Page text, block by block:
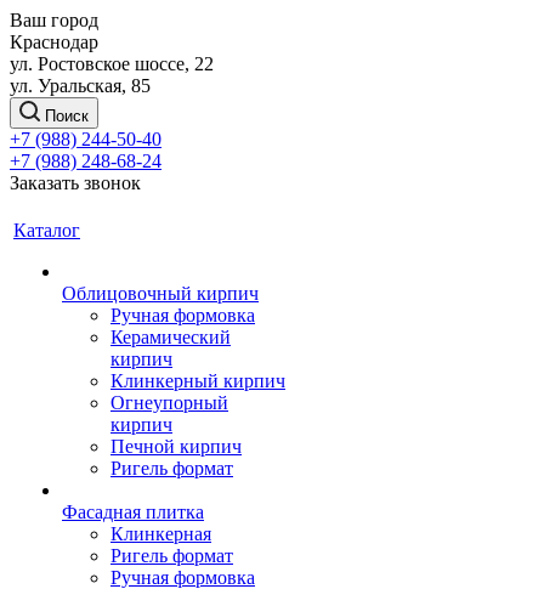
Ваш город
Краснодар
ул. Ростовское шоссе, 22
ул. Уральская, 85
Поиск
+7 (988) 244-50-40
+7 (988) 248-68-24
Заказать звонок
Каталог
Облицовочный кирпич
Ручная формовка
Керамический
кирпич
Клинкерный кирпич
Огнеупорный
кирпич
Печной кирпич
Ригель формат
Фасадная плитка
Клинкерная
Ригель формат
Ручная формовка